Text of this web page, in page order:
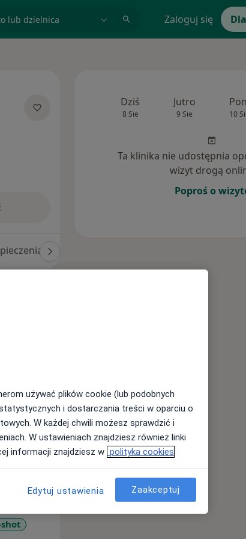
Zaloguj się
2016r.
i
shot
Dziś
8 Sie
Jutro
9 Sie 10
Ta klinika nie udostępnia
wizyt drogą
Poproś o
używać plików cookie (lub podobnych
i dostarczania treści w oparciu o
W każdej chwili możesz sprawdzić i
W ustawieniach znajdziesz również linki
informacji znajdziesz w polityka cookies
Edytuj ustawienia Zaakceptuj